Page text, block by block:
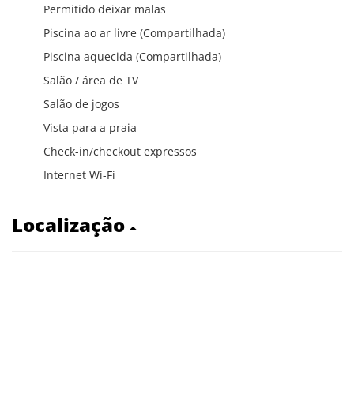
Permitido deixar malas
Piscina ao ar livre (Compartilhada)
Piscina aquecida (Compartilhada)
Salão / área de TV
Salão de jogos
Vista para a praia
Check-in/checkout expressos
Internet Wi-Fi
Localização